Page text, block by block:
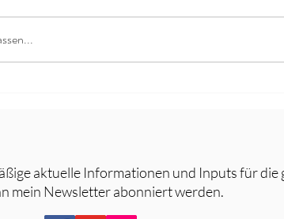
aktuelle Informationen und Inputs für die
mein Newsletter abonniert werden.